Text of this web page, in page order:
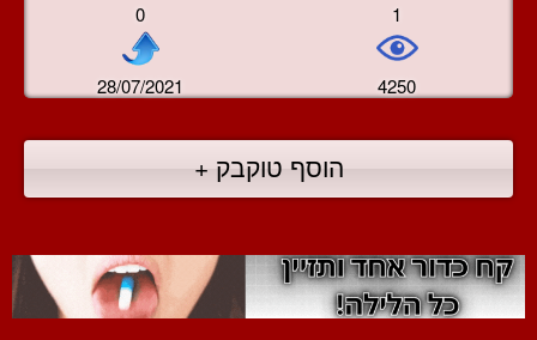
0 1
28/07/2021 4250
הוסף טוקבק +